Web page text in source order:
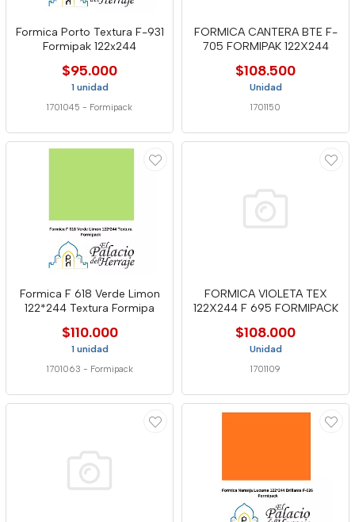
Formica Porto Textura F-931
Formipak 122x244
$95.000
1 unidad
1701045 - Formipack
FORMICA CANTERA BTE F-
705 FORMIPAK 122X244
$108.500
Unidad
1701150
Formica F 618 Verde Limon
122*244 Textura Formipa
$110.000
1 unidad
1701063 - Formipack
FORMICA VIOLETA TEX
122X244 F 695 FORMIPACK
$108.000
Unidad
1701109